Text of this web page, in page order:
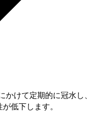
けて定期的に冠水し、
低下します。